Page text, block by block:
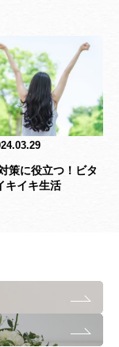
策に役立つ！ビタ
キイキ生活